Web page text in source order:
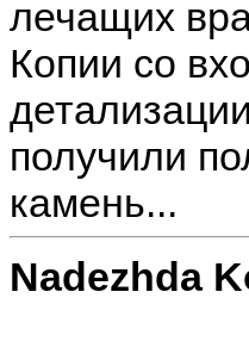
лечащих
Копии со
получили
камень...
Nadezhda